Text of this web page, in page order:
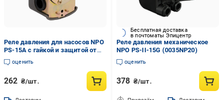
Реле давления для насосов NPO
PS-15A с гайкой и защитой от
сухого хода (0042NP94)
оценить
262 ₴/шт.
Бесплатная доставка
в почтоматы Эпицентр
Реле давления механическое
NPO PS-II-15G (0035NP20)
оценить
378 ₴/шт.